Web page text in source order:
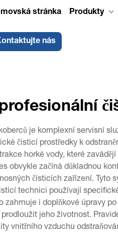
stránka Produkty
nás
je komplexní servisní
čisticí prostředky k
horké vody, které
obvykle začíná důkladnou
čisticích zařízení. Tyto
technici používají
zahrnuje i doplňkové úpravy
jeho životnost.
vnitřního vzduchu